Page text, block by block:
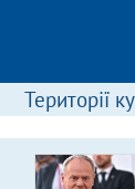
Території